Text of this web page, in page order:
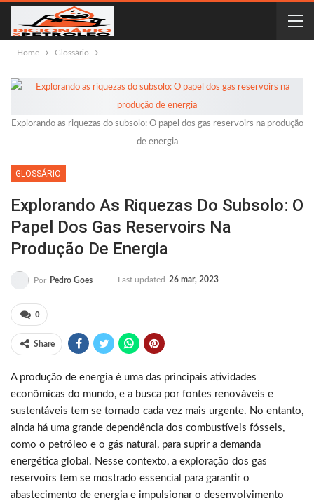
Home Glossário
Explorando as riquezas do subsolo: O papel dos gas reservoirs na produção
de energia
GLOSSÁRIO
Explorando As Riquezas Do Subsolo: O
Papel Dos Gas Reservoirs Na
Produção De Energia
Por Pedro Goes Last updated 26 mar, 2023
0
Share
A produção de energia é uma das principais atividades
econômicas do mundo, e a busca por fontes renováveis e
sustentáveis tem se tornado cada vez mais urgente. No entanto,
ainda há uma grande dependência dos combustíveis fósseis,
como o petróleo e o gás natural, para suprir a demanda
energética global. Nesse contexto, a exploração dos gas
reservoirs tem se mostrado essencial para garantir o
abastecimento de energia e impulsionar o desenvolvimento